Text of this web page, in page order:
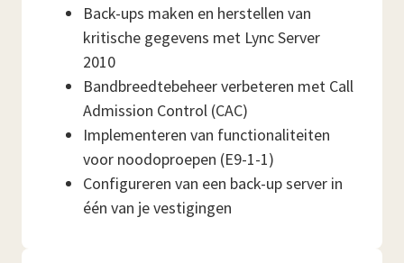
Back-ups maken en herstellen van
kritische gegevens met Lync Server
2010
Bandbreedtebeheer verbeteren met Call
Admission Control (CAC)
Implementeren van functionaliteiten
voor noodoproepen (E9-1-1)
Configureren van een back-up server in
één van je vestigingen